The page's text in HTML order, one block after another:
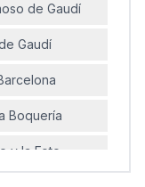
de Gaudí
Gaudí
Boquería
y la Foto